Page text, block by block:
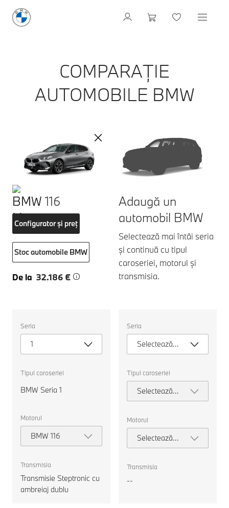
COMPARAȚIE
AUTOMOBILE BMW
BMW 116
Configurator și preț
Stoc automobile BMW
De la 32.186 €
următoarele
proprietăți
pentru
a
o
mașină
pentru
comparație.
Seria
1
Tipul caroseriei
BMW Seria 1
Motorul
BMW 116
Transmisia
Transmisie Steptronic cu
ambreiaj dublu
Adaugă un
automobil BMW
Selectează mai întâi seria
și continuă cu tipul
caroseriei, motorul și
transmisia.
următoarele
proprietăți
pentru
a
o
mașină
pentru
comparație.
Seria
Selectează
seria
Tipul caroseriei
Selectează
tipul
Motorul
Selectează
motorul
Transmisia
--